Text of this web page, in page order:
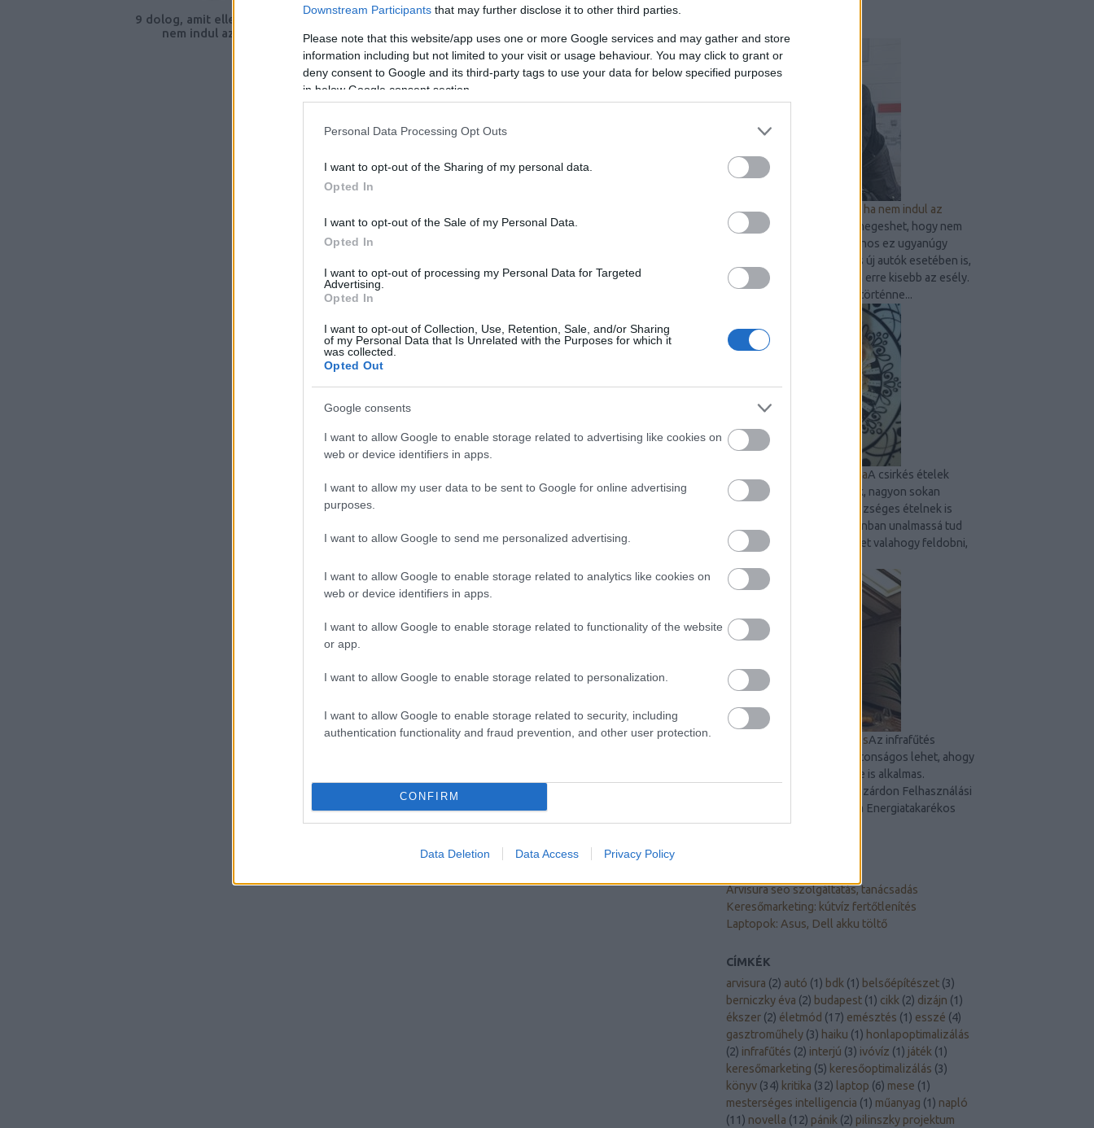
Downstream Participants that may further disclose it to other third parties.
Please note that this website/app uses one or more Google services and may gather and store
information including but not limited to your visit or usage behaviour. You may click to grant or
deny consent to Google and its third-party tags to use your data for below specified purposes
in below Google consent section.
Personal Data Processing Opt Outs
I want to opt-out of the Sharing of my personal data.
Opted In
I want to opt-out of the Sale of my Personal Data.
Opted In
I want to opt-out of processing my Personal Data for Targeted
Advertising.
Opted In
I want to opt-out of Collection, Use, Retention, Sale, and/or Sharing
of my Personal Data that Is Unrelated with the Purposes for which it
was collected.
Opted Out
Google consents
I want to allow Google to enable storage related to advertising like cookies on
web or device identifiers in apps.
I want to allow my user data to be sent to Google for online advertising
purposes.
I want to allow Google to send me personalized advertising.
I want to allow Google to enable storage related to analytics like cookies on
web or device identifiers in apps.
I want to allow Google to enable storage related to functionality of the website
or app.
I want to allow Google to enable storage related to personalization.
I want to allow Google to enable storage related to security, including
authentication functionality and fraud prevention, and other user protection.
CONFIRM
Data Deletion Data Access Privacy Policy
9 dolog, amit ellenőrizz, ha
nem indul az autó
9 dolog, amit ellenőrizz, ha nem indul az
autó
Bárkivel, bármikor megeshet, hogy nem
indul be gépjárműve. Sajnos ez ugyanúgy
előfordulhat használt és új autók esetében is,
persze az újak esetében erre kisebb az esély.
Amennyiben mégis megtörténne...
Sült csirkecombos tésztaA csirkés ételek
mindig megunhatatlanok, nagyon sokan
szeretik és egyben egészséges ételnek is
számít. Egy idő után azonban unalmassá tud
válni, ezért érdemes lehet valahogy feldobni,
Manzárd tető - infra fűtésAz infrafűtés
manzárd tető alatt is biztonságos lehet, ahogy
kültéri teraszok fűtésére is alkalmas.
Infrasugaras fűtés a manzárdon Felhasználási
területek széles kínálata Energiatakarékos
az...
Arvisura seo szolgáltatás, tanácsadás
Keresőmarketing: kútvíz fertőtlenítés
Laptopok: Asus, Dell akku töltő
CÍMKÉK
arvisura (2) autó (1) bdk (1) belsőépítészet (3)
berniczky éva (2) budapest (1) cikk (2) dizájn (1)
ékszer (2) életmód (17) emésztés (1) esszé (4)
gasztroműhely (3) haiku (1) honlapoptimalizálás
(2) infrafűtés (2) interjú (3) ivóvíz (1) játék (1)
keresőmarketing (5) keresőoptimalizálás (3)
könyv (34) kritika (32) laptop (6) mese (1)
mesterséges intelligencia (1) műanyag (1) napló
(11) novella (12) pánik (2) pilinszky projektum